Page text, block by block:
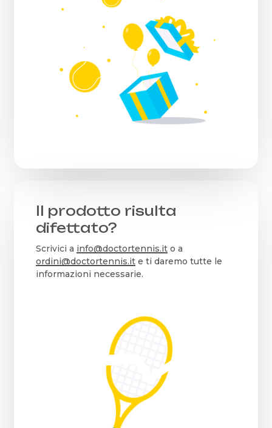
Il prodotto risulta
difettato?
Scrivici a info@doctortennis.ito a
ordini@doctortennis.ite ti daremo tutte le
informazioni necessarie.